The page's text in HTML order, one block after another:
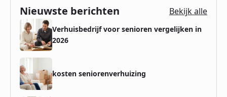
Nieuwste berichten Bekijk alle
Verhuisbedrijf voor senioren vergelijken in
2026
kosten seniorenverhuizing